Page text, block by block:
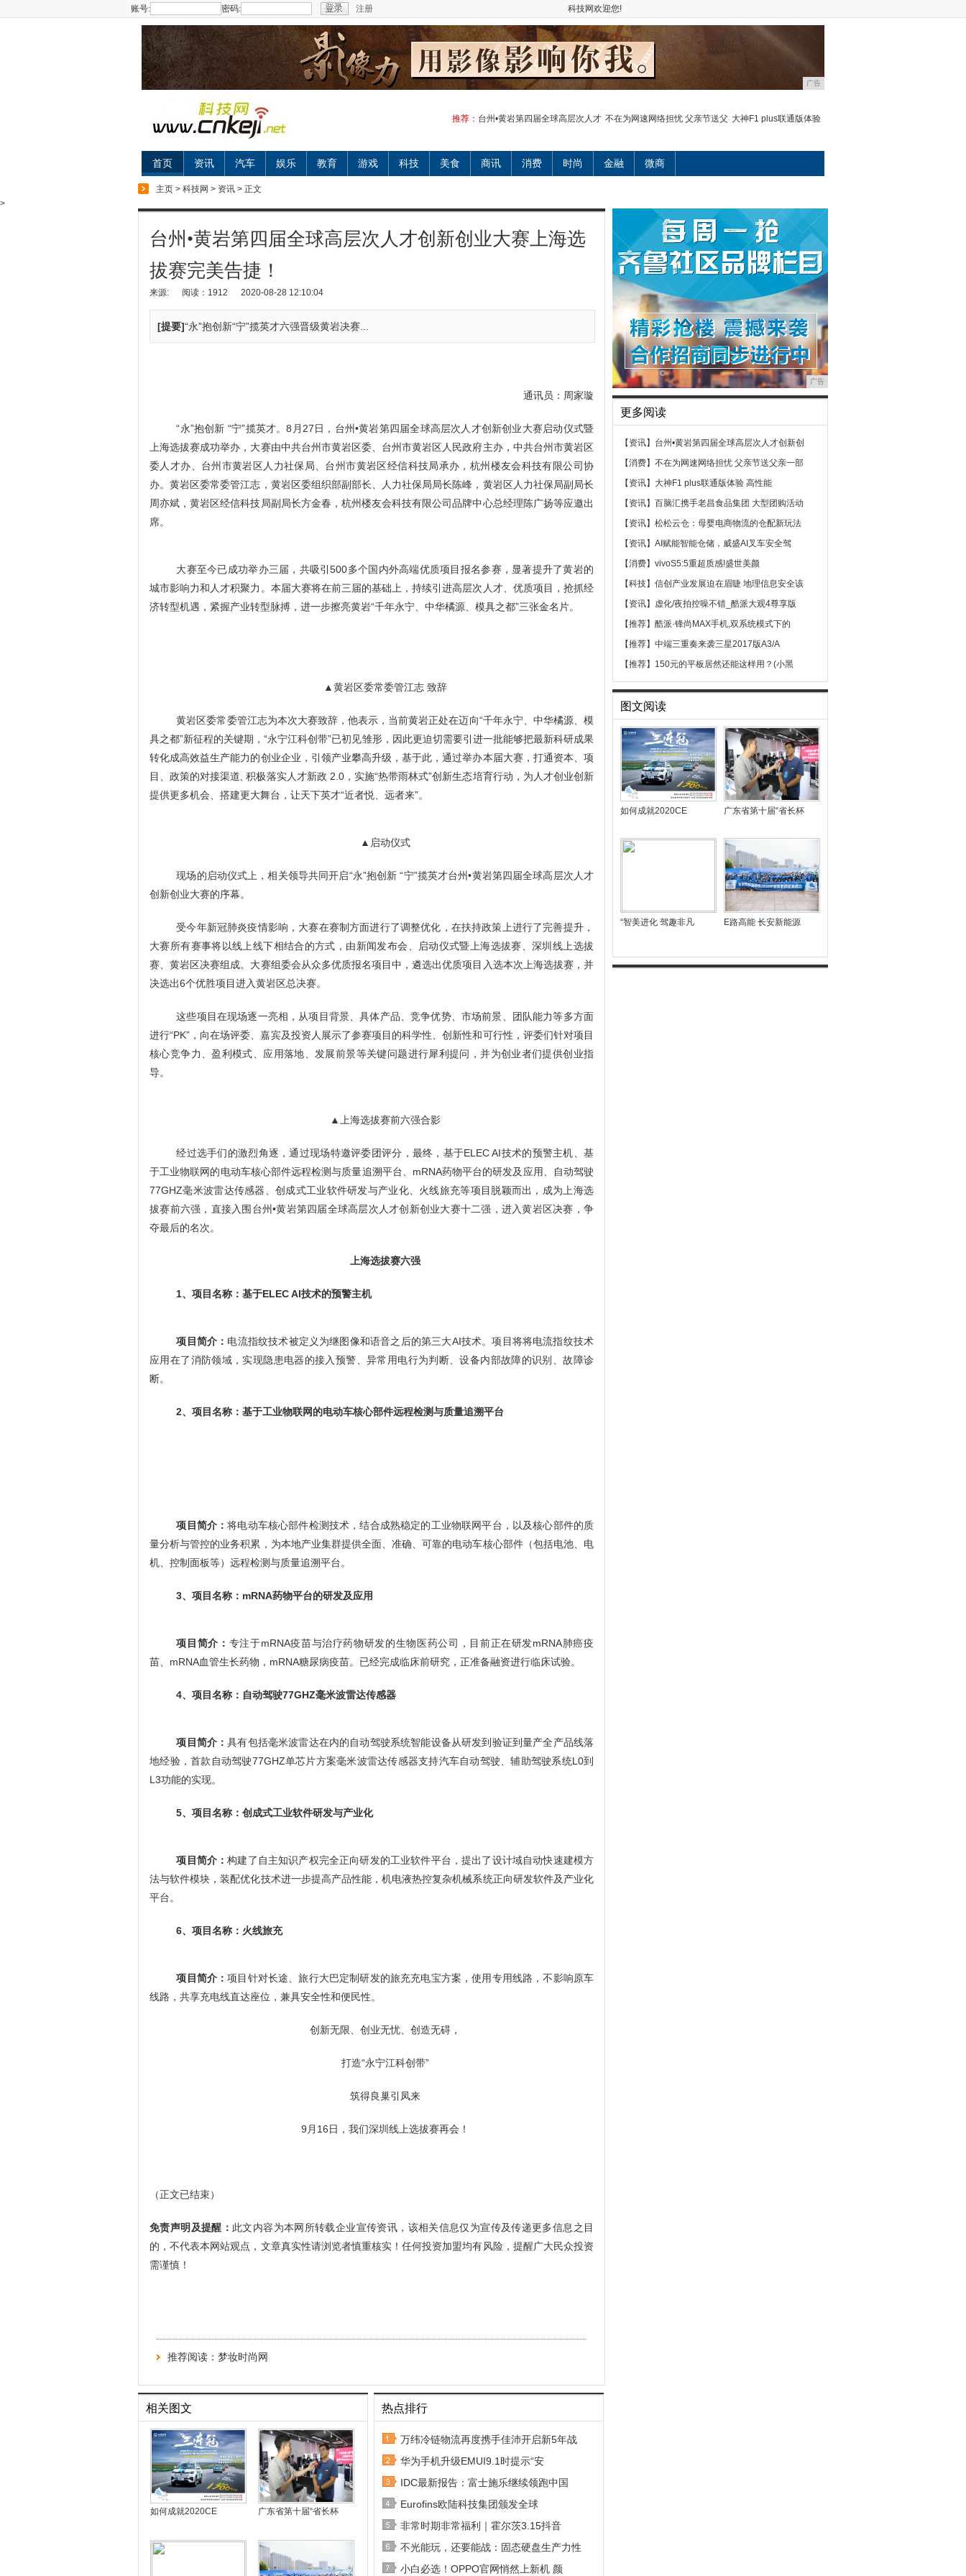
账号: 密码: 注册 科技网欢迎您!
广告
推荐： 台州•黄岩第四届全球高层次人才 不在为网速网络担忧 父亲节送父 大神F1 plus联通版体验
首页 资讯 汽车 娱乐 教育 游戏 科技 美食 商讯 消费 时尚 金融 微商
主页 > 科技网 > 资讯 > 正文
>
台州•黄岩第四届全球高层次人才创新创业大赛上海选
拔赛完美告捷！
来源: 阅读：1912 2020-08-28 12:10:04
[提要]“永”抱创新“宁”揽英才六强晋级黄岩决赛...
通讯员：周家璇
“永”抱创新 “宁”揽英才。8月27日，台州•黄岩第四届全球高层次人才创新创业大赛启动仪式暨
上海选拔赛成功举办，大赛由中共台州市黄岩区委、台州市黄岩区人民政府主办，中共台州市黄岩区
委人才办、台州市黄岩区人力社保局、台州市黄岩区经信科技局承办，杭州楼友会科技有限公司协
办。黄岩区委常委管江志，黄岩区委组织部副部长、人力社保局局长陈峰，黄岩区人力社保局副局长
周亦斌，黄岩区经信科技局副局长方金春，杭州楼友会科技有限公司品牌中心总经理陈广扬等应邀出
席。
大赛至今已成功举办三届， 共吸引500多个国内外高端优质项目报名参赛，显著提升了黄岩的
城市影响力和人才积聚力。本届大赛将在前三届的基础上，持续引进高层次人才、优质项目，抢抓经
济转型机遇，紧握产业转型脉搏，进一步擦亮黄岩“千年永宁、中华橘源、模具之都”三张金名片。
▲黄岩区委常委管江志 致辞
黄岩区委常委管江志为本次大赛致辞，他表示， 当前黄岩正处在迈向“千年永宁、中华橘源、模
具之都”新征程的关键期，“永宁江科创带”已初见雏形，因此更迫切需要引进一批能够把最新科研成果
转化成高效益生产能力的创业企业，引领产业攀高升级，基于此，通过举办本届大赛， 打通资本、项
目、政策的对接渠道 , 积极落实人才新政 2.0，实施“热带雨林式”创新生态培育行动，为人才创业创新
提供更多机会、搭建更大舞台，让天下英才“近者悦、远者来”。
▲启动仪式
现场的启动仪式上，相关领导共同开启“永”抱创新 “宁”揽英才台州•黄岩第四届全球高层次人才
创新创业大赛的序幕。
受今年新冠肺炎疫情影响，大赛在赛制方面进行了调整优化，在扶持政策上进行了完善提升，
大赛所有赛事将以线上线下相结合的方式，由新闻发布会、启动仪式暨上海选拔赛、深圳线上选拔
赛、黄岩区决赛组成。大赛组委会从众多优质报名项目中，遴选出优质项目入选本次上海选拔赛，并
决选出6个优胜项目进入黄岩区总决赛。
这些项目在现场逐一亮相，从项目背景、具体产品、竞争优势、市场前景、团队能力等多方面
进行“PK”，向在场评委、嘉宾及投资人展示了参赛项目的科学性、创新性和可行性，评委们针对项目
核心竞争力、盈利模式、应用落地、发展前景等关键问题进行犀利提问，并为创业者们提供创业指
导。
▲上海选拔赛前六强合影
经过选手们的激烈角逐，通过现场特邀评委团评分，最终，基于ELEC AI技术的预警主机、基
于工业物联网的电动车核心部件远程检测与质量追溯平台、mRNA药物平台的研发及应用、
自动驾驶
77GHZ毫米波雷达传感器、创成式工业软件研发与产业化、火线旅充等项目脱颖而出，成为上海选
拔赛前六强，直接入围台州•黄岩第四届全球高层次人才创新创业大赛十二强，进入黄岩区决赛，争
夺最后的名次。
上海选拔赛六强
1、项目名称：基于ELEC AI技术的预警主机
项目简介： 电流指纹技术被定义为继图像和语音之后的第三大AI技术。项目将将电流指纹技术
应用在了消防领域，实现隐患电器的接入预警、异常用电行为判断、设备内部故障的识别、故障诊
断。
2、项目名称：基于工业物联网的电动车核心部件远程检测与质量追溯平台
项目简介：将电动车核心部件检测技术，结合成熟稳定的工业物联网平台，以及核心部件的质
量分析与管控的业务积累，为本地产业集群提供全面、准确、可靠的电动车核心部件（包括电池、电
机、控制面板等）远程检测与质量追溯平台。
3、项目名称： mRNA药物平台的研发及应用
项目简介： 专注于mRNA疫苗与治疗药物研发的生物医药公司 ，目前正在研发mRNA肺癌疫
苗、mRNA血管生长药物，mRNA糖尿病疫苗。已经完成临床前研究，正准备融资进行临床试验。
4、项目名称：自动驾驶77GHZ毫米波雷达传感器
项目简介：具有包括毫米波雷达在内的自动驾驶系统智能设备从研发到验证到量产全产品线落
地经验， 首款自动驾驶77GHZ单芯片方案毫米波雷达传感器支持汽车自动驾驶、辅助驾驶系统L0到
L3功能的实现。
5、项目名称：创成式工业软件研发与产业化
项目简介：构建了自主知识产权完全正向研发的工业软件平台，提出了设计域自动快速建模方
法与软件模块，装配优化技术进一步提高产品性能，机电液热控复杂机械系统正向研发软件及产业化
平台。
6、项目名称：火线旅充
项目简介：项目针对长途、旅行大巴定制研发的旅充充电宝方案，使用专用线路，不影响原车
线路，共享充电线直达座位，兼具安全性和便民性。
创新无限、创业无忧、创造无碍，
打造“永宁江科创带”
筑得良巢引凤来
9月16日，我们深圳线上选拔赛再会！
（正文已结束）
免责声明及提醒： 此文内容为本网所转载企业宣传资讯，该相关信息仅为宣传及传递更多信息之目
的，不代表本网站观点，文章真实性请浏览者慎重核实！任何投资加盟均有风险，提醒广大民众投资
需谨慎！
推荐阅读： 梦妆时尚网
相关图文
如何成就2020CE 广东省第十届“省长杯
热点排行
万纬冷链物流再度携手佳沛开启新5年战
华为手机升级EMUI9.1时提示“安
IDC最新报告：富士施乐继续领跑中国
Eurofins欧陆科技集团颁发全球
非常时期非常福利｜霍尔茨3.15抖音
不光能玩，还要能战：固态硬盘生产力性
小白必选！OPPO官网悄然上新机 颜
广告
更多阅读
【资讯】 台州•黄岩第四届全球高层次人才创新创
【消费】 不在为网速网络担忧 父亲节送父亲一部
【资讯】 大神F1 plus联通版体验 高性能
【资讯】 百脑汇携手老昌食品集团 大型团购活动
【资讯】 松松云仓：母婴电商物流的仓配新玩法
【资讯】 AI赋能智能仓储，威盛AI叉车安全驾
【消费】 vivoS5:5重超质感!盛世美颜
【科技】 信创产业发展迫在眉睫 地理信息安全该
【资讯】 虚化/夜拍控噪不错_酷派大观4尊享版
【推荐】 酷派·锋尚MAX手机,双系统模式下的
【推荐】 中端三重奏来袭三星2017版A3/A
【推荐】 150元的平板居然还能这样用？(小黑
图文阅读
如何成就2020CE 广东省第十届“省长杯
“智美进化 驾趣非凡 E路高能 长安新能源